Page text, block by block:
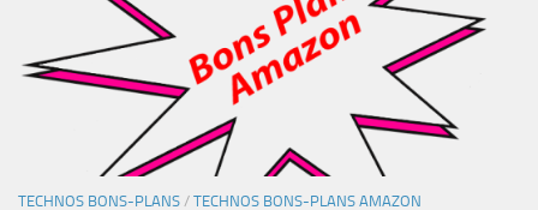
TECHNOS BONS-PLANS / TECHNOS BONS-PLANS AMAZON